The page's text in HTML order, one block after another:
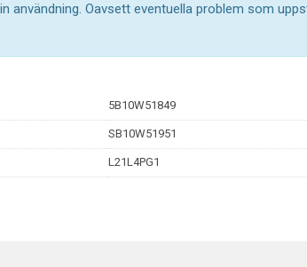
Oavsett eventuella problem som
5B10W51849
SB10W51951
L21L4PG1